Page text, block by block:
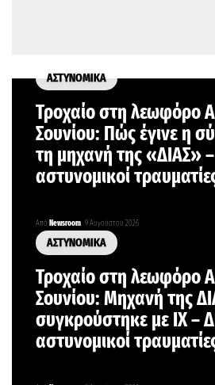
ΑΣΤΥΝΟΜΙΚΑ
Τροχαίο στη λεωφόρο
Σουνίου: Πώς έγινε η
τη μηχανή της «ΔΙΑΣ»
αστυνομικοί
Από Newsroom 9 Αυγούστου 2026
ΑΣΤΥΝΟΜΙΚΑ
Τροχαίο στη λεωφόρο
Σουνίου: Μηχανή της
συγκρούστηκε με ΙΧ –
αστυνομικοί